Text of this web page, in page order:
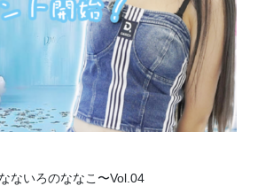
ないろのななこ〜Vol.04